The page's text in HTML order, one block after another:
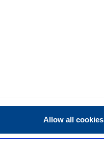
Allow all cookies
aidata?